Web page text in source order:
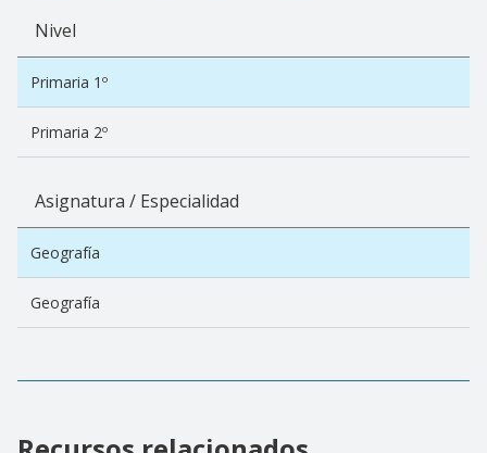
Nivel
Primaria 1º
Primaria 2º
Asignatura / Especialidad
Geografía
Geografía